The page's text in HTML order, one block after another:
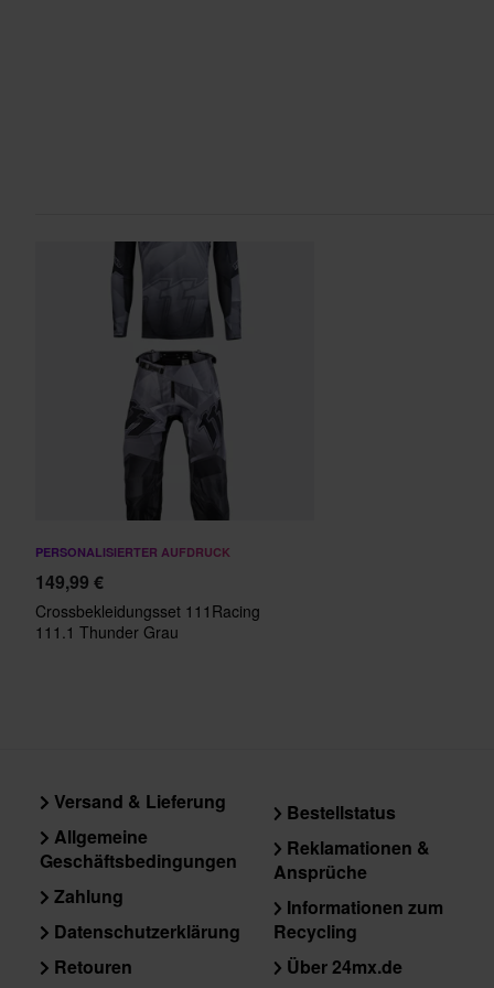
PERSONALISIERTER AUFDRUCK
149,99 €
Crossbekleidungsset 111Racing
111.1 Thunder Grau
Versand & Lieferung
Allgemeine
Geschäftsbedingungen
Zahlung
Datenschutzerklärung
Retouren
Bestellstatus
Reklamationen &
Ansprüche
Informationen zum
Recycling
Über 24mx.de